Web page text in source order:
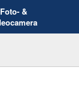
Foto- &